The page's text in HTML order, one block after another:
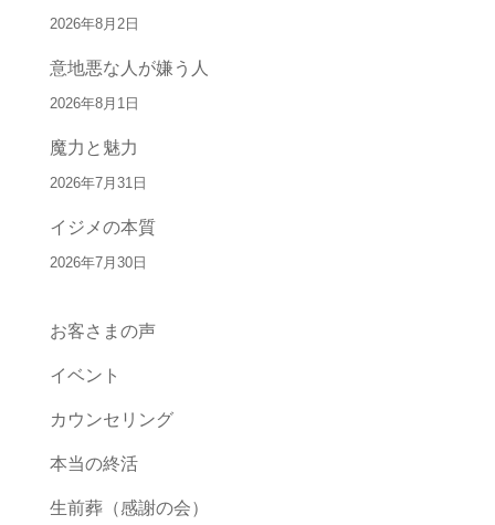
2026年8月2日
意地悪な人が嫌う人
2026年8月1日
魔力と魅力
2026年7月31日
イジメの本質
2026年7月30日
お客さまの声
イベント
カウンセリング
本当の終活
生前葬（感謝の会）